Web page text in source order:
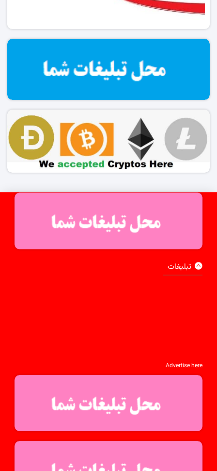
تبلیغات
Advertise here